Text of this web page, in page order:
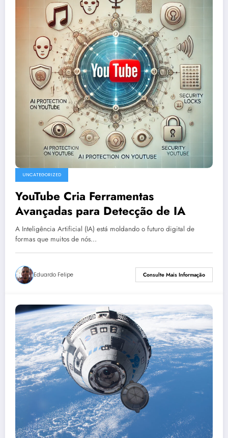
UNCATEGORIZED
YouTube Cria Ferramentas
Avançadas para Detecção de IA
A Inteligência Artificial (IA) está moldando o futuro digital de
formas que muitos de nós…
Eduardo Felipe Consulte Mais Informação